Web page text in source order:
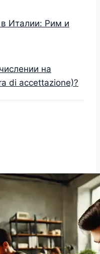
Италии: Рим и
на
di accettazione)?